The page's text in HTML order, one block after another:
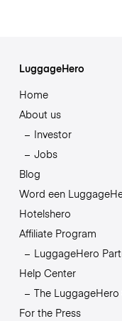
LuggageHero
Home
About us
Investor
Jobs
Blog
Word een
Hotelshero
Affiliate Program
LuggageHero
Help Center
The
For the Press